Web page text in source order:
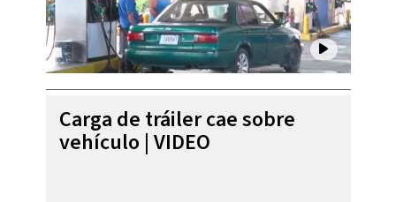
Carga de tráiler cae sobre
vehículo | VIDEO